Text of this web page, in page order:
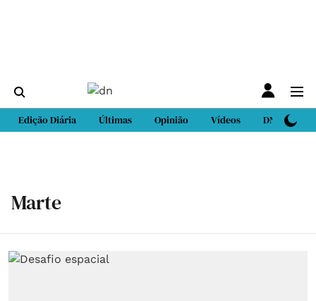
Edição Diária Últimas Opinião Vídeos DN Sport
Marte